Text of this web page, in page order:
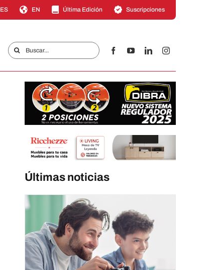
ES EN Última Edición Suscripciones
Buscar:
Últimas noticias